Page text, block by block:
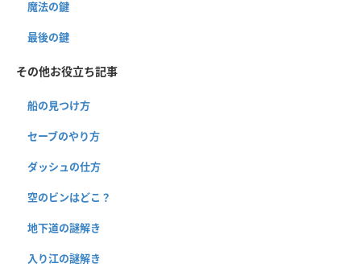
魔法の鍵
最後の鍵
その他お役立ち記事
船の見つけ方
セーブのやり方
ダッシュの仕方
空のビンはどこ？
地下道の謎解き
入り江の謎解き